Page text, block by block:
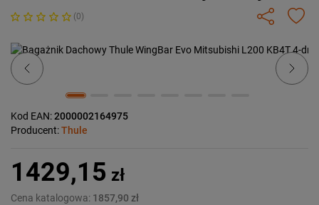
(0)
Previous Next
Kod EAN:2000002164975
Producent:Thule
1429,15 zł
Cena katalogowa: 1857,90 zł